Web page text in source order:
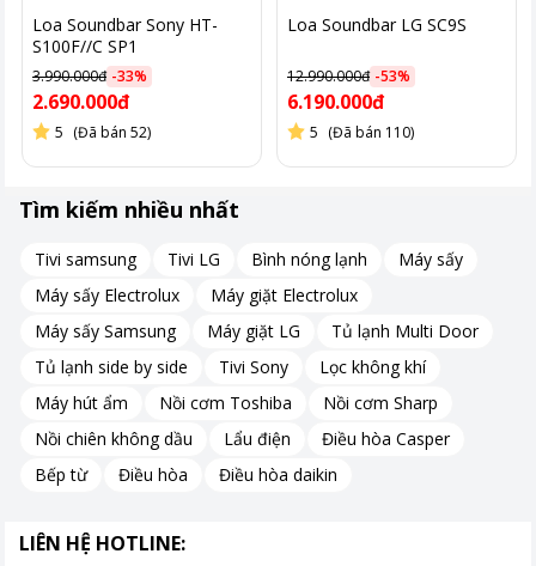
có khả năng kết nối Bluetooth 5.0
hỗ trợ tối đa lên đến 10m
và cho đường truyền tín hiệu ổn định,
nhờ đó bạn có thể phát nhạc từ xa trên các thiết bị di động
nhanh chóng.
*Hình ảnh chỉ mang tính chất minh họa
Công nghệ âm thanh
Công nghệ Dolby Digital: Có khả năng
khuếch đại âm
thanhvà cho hiệu ứng âm thanh vòm sống động
không khác gì như đang ngồi trong rạp hát.
*Hình ảnh chỉ mang tính chất minh họa
Loa Soundbar Sony HT-
S100F//C SP1
3.990.000đ -33%
2.690.000đ
5 (Đã bán 52)
Loa Soundbar LG SC9S
12.990.000đ -53%
6.190.000đ
5 (Đã bán 110)
Tìm kiếm nhiều nhất
Tivi samsung Tivi LG Bình nóng lạnh
Máy sấy
Máy sấy Electrolux
Máy giặt Electrolux
Máy sấy Samsung
Máy giặt LG
Tủ lạnh Multi Door
Tủ lạnh side by side
Tivi Sony
Lọc không khí
Máy hút ẩm
Nồi cơm Toshiba
Nồi cơm Sharp
Nồi chiên không dầu
Lẩu điện
Điều hòa Casper
Bếp từ
Điều hòa Điều hòa daikin
LIÊN HỆ HOTLINE: